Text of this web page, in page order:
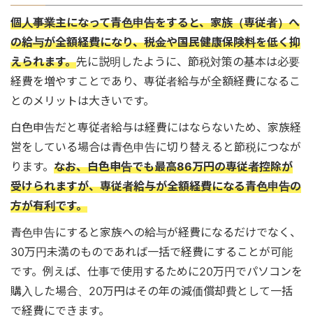
個人事業主になって青色申告をすると、家族（専従者）へ
の給与が全額経費になり、税金や国民健康保険料を低く抑
えられます。先に説明したように、節税対策の基本は必要
経費を増やすことであり、専従者給与が全額経費になるこ
とのメリットは大きいです。
白色申告だと専従者給与は経費にはならないため、家族経
営をしている場合は青色申告に切り替えると節税につなが
ります。 なお、白色申告でも最高86万円の専従者控除が
受けられますが、専従者給与が全額経費になる青色申告の
方が有利です。
青色申告にすると家族への給与が経費になるだけでなく、
30万円未満のものであれば一括で経費にすることが可能
です。例えば、仕事で使用するために20万円でパソコンを
購入した場合、20万円はその年の減価償却費として一括
で経費にできます。